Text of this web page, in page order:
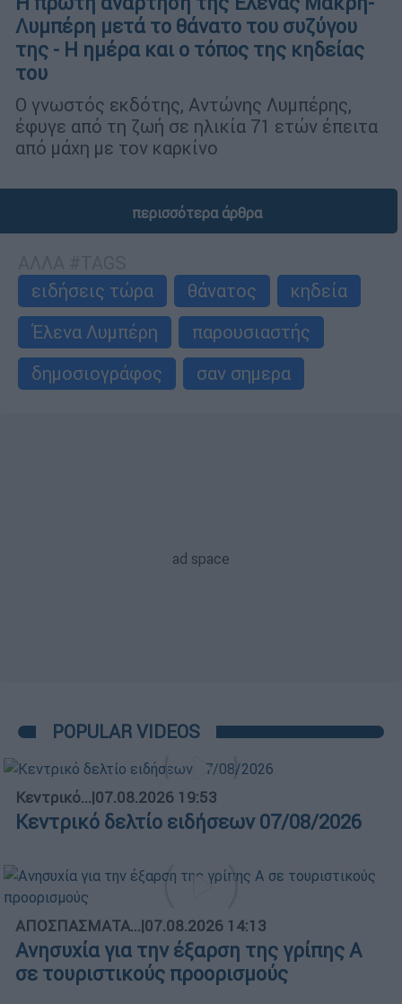
Λυμπέρη μετά το θάνατο του συζύγου
της - Η ημέρα και ο τόπος της κηδείας
του
Ο γνωστός εκδότης, Αντώνης Λυμπέρης,
έφυγε από τη ζωή σε ηλικία 71 ετών έπειτα
από μάχη με τον καρκίνο
περισσότερα άρθρα
ειδήσεις τώρα
θάνατος
κηδεία
Έλενα Λυμπέρη
παρουσιαστής
δημοσιογράφος
σαν σημερα
POPULAR VIDEOS
Κεντρικό...|07.08.2026 19:53
Κεντρικό δελτίο ειδήσεων 07/08/2026
ΑΠΟΣΠΑΣΜΑΤΑ...|07.08.2026 14:13
Ανησυχία για την έξαρση της γρίπης Α
σε τουριστικούς προορισμούς